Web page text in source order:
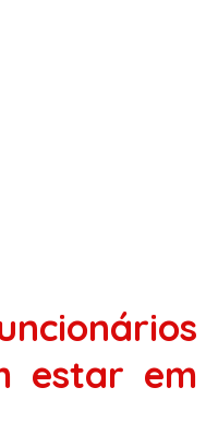
estar em